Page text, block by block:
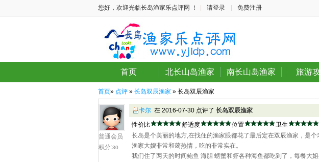
您好，欢迎光临长岛渔家乐点评网 ！ 请登录 免费注册
首页 北长山岛渔家 南长山岛渔家 旅游
首页» 点评 » 长岛双辰渔家 » 长岛双辰渔家
普通会员
积分:30
卡尔 在 2016-07-30 点评了 长岛双辰渔家
性价比
舒适度 位置 卫生
长岛是个美丽的地方,在找住的渔家眼都花了最后定在双辰渔家，是
渔家大嫂非常和蔼热情，吃的非常实在。
我们住了两天的时间鲍鱼 海胆 螃蟹和虾各种海鱼都吃到了，每餐大